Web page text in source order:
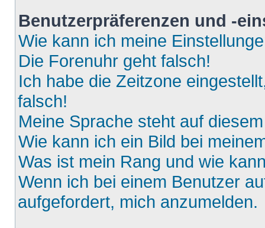
Benutzerpräferenzen und -
Wie kann ich meine
Die Forenuhr geht falsch!
Ich habe die Zeitzone
falsch!
Meine Sprache steht auf
Wie kann ich ein Bild bei
Was ist mein Rang und wie
Wenn ich bei einem Benutzer
aufgefordert, mich anzumelden.